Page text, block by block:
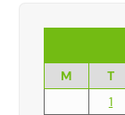
M
T
1